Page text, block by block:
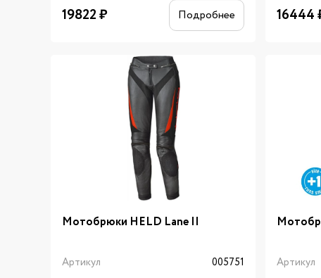
19822₽ Подробнее 16444
Мотобрюки HELD Lane II
Артикул 005751 Артикул